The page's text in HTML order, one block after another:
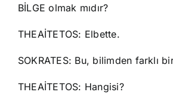
BİLGE olmak mıdır?
THEAİTETOS: Elbette.
SOKRATES: Bu, bilimden farklı
THEAİTETOS: Hangisi?